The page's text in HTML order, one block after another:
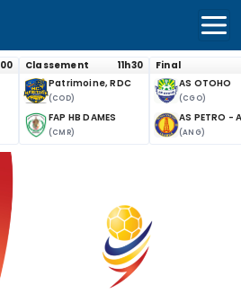
Classement
11h30
Patrimoine, RDC
(COD)
FAP HB DAMES
(CMR)
Final
AS OTOHO
(CGO)
AS PETRO -
(ANG)